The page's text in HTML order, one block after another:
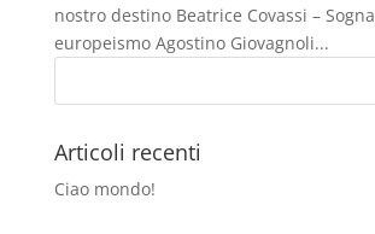
nostro destino Beatrice Covassi –
europeismo Agostino Giovagnoli...
Articoli recenti
Ciao mondo!